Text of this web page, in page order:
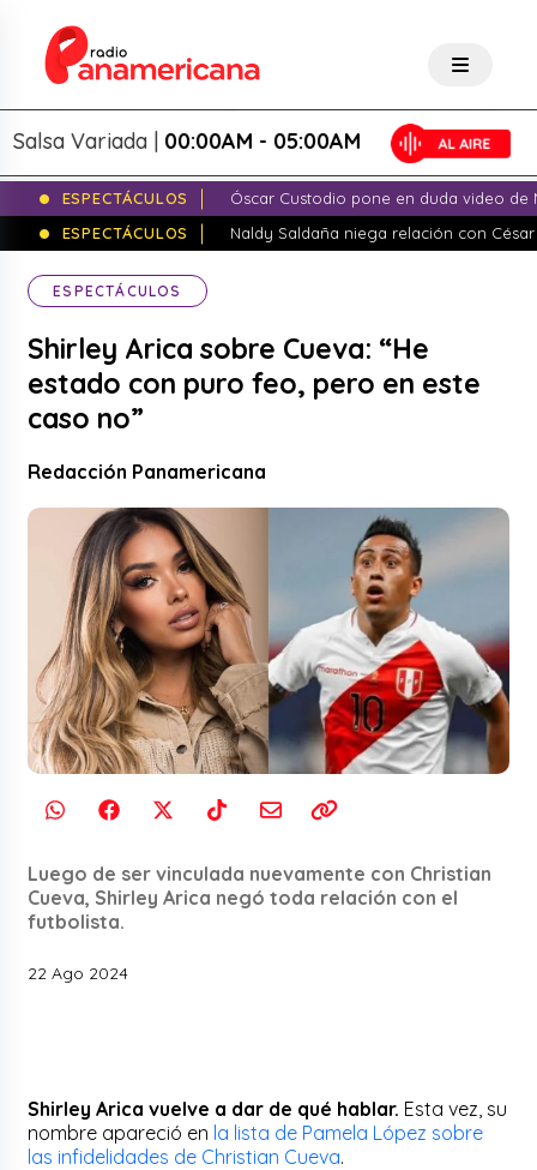
Variada |00:00AM - 05:00AM
ESPECTÁCULOS
Óscar Custodio pone en duda video de
ESPECTÁCULOS
Naldy Saldaña niega relación con
ESPECTÁCULOS
Shirley Arica sobre Cueva: “He
estado con puro feo, pero en este
caso no”
Redacción Panamericana
Luego de ser vinculada nuevamente con Christian
Cueva, Shirley Arica negó toda relación con el
futbolista.
22 Ago 2024
Shirley Arica vuelve a dar de qué hablar. Esta vez, su
nombre apareció en la lista de Pamela López sobre
las infidelidades de Christian Cueva.